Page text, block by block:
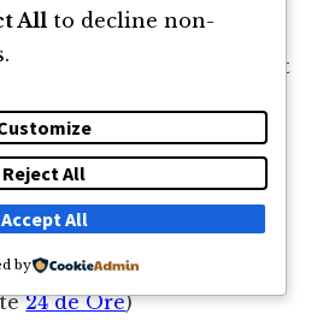
Asumă-ți
greșești, corectează cât
când trăiești astfel
versiune a ta de azi,
care vei fi mâine să fie
24 de Ore)
All to decline non-
Reject All
Accept All
by